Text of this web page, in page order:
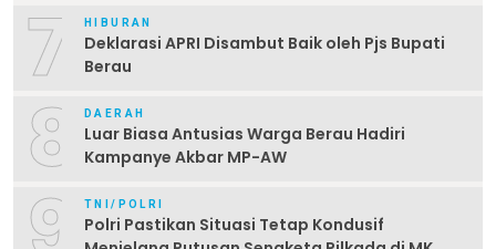
7 HIBURAN
Deklarasi APRI Disambut Baik oleh Pjs Bupati
Berau
8 DAERAH
Luar Biasa Antusias Warga Berau Hadiri
Kampanye Akbar MP-AW
TNI/POLRI
Polri Pastikan Situasi Tetap Kondusif